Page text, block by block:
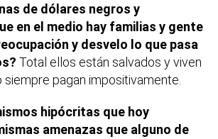
de dólares negros y
en el medio hay familias y gente
y desvelo lo que pasa
Total ellos están salvados y viven
siempre pagan impositivamente.
hipócritas que hoy
amenazas que alguno de